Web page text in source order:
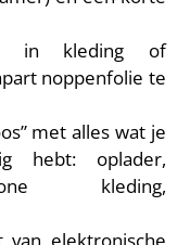
in kleding of
noppenfolie te
met alles wat je
hebt: oplader,
kleding,